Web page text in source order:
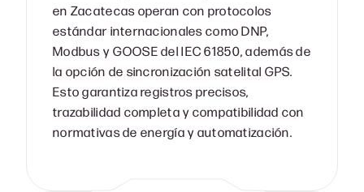
en Zacatecas operan con protocolos
estándar internacionales como DNP,
Modbus y GOOSE del IEC 61850, además de
la opción de sincronización satelital GPS.
Esto garantiza registros precisos,
trazabilidad completa y compatibilidad con
normativas de energía y automatización.